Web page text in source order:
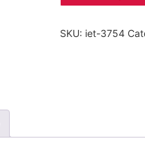
SKU: iet-3754